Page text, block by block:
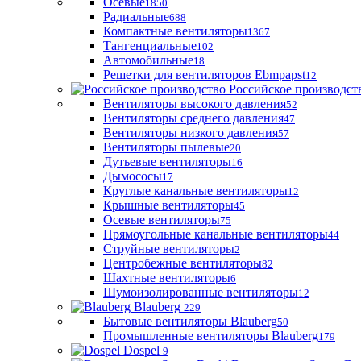
1850
Радиальные688
Компактные вентиляторы1367
Тангенциальные102
Автомобильные18
Решетки для вентиляторов Ebmpapst12
Российское
Вентиляторы высокого давления52
Вентиляторы среднего давления47
Вентиляторы низкого давления57
Вентиляторы пылевые20
Дутьевые вентиляторы16
Дымососы17
Круглые канальные вентиляторы12
Крышные вентиляторы45
Осевые вентиляторы75
Прямоугольные канальные вентиляторы44
Струйные вентиляторы2
Центробежные вентиляторы82
Шахтные вентиляторы6
Шумоизолированные вентиляторы12
Blauberg 229
Бытовые вентиляторы Blauberg50
Промышленные вентиляторы Blauberg179
Dospel 9